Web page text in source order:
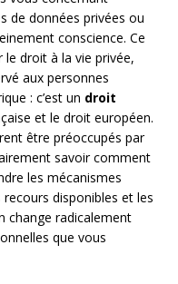
de données privées ou
conscience. Ce
droit à la vie privée,
aux personnes
: c’est un droit
et le droit européen.
être préoccupés par
savoir comment
les mécanismes
disponibles et les
change radicalement
que vous